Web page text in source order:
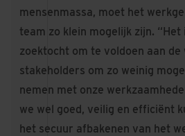
mensenmassa, moet het
team zo klein mogelijk zijn. “Het
zoektocht om te voldoen aan de
stakeholders om zo weinig
nemen met onze
we wel goed, veilig en efficiënt
het secuur afbakenen van het